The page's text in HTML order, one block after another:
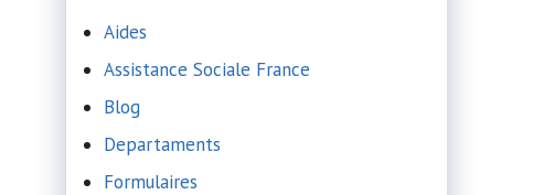
Aides
Assistance Sociale France
Blog
Departaments
Formulaires